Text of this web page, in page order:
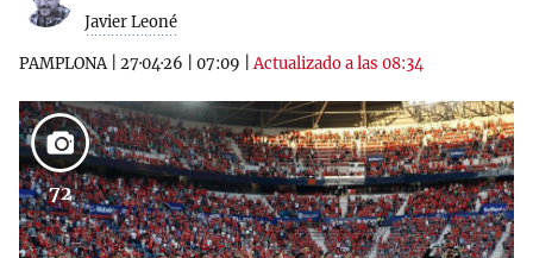
Javier Leoné
PAMPLONA| 27·04·26 07:09 |Actualizado a las 08:34
72